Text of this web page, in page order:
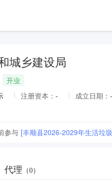
城乡建设局
开业
注册资本： - 成立日期： -
参与 [丰顺县2026-2029年生活垃
代理 （0）